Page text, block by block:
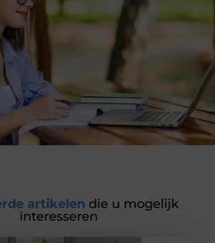
artikelen die u mogelijk
interesseren